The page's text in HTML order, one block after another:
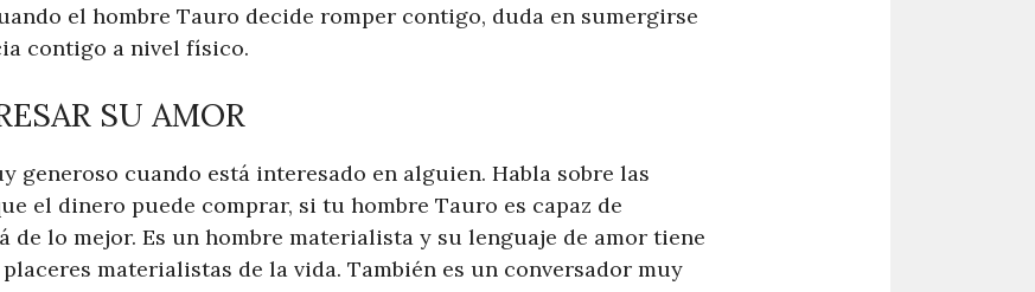
el hombre Tauro decide romper contigo, duda en sumergirse
contigo a nivel físico.
SU AMOR
generoso cuando está interesado en alguien. Habla sobre las
el dinero puede comprar, si tu hombre Tauro es capaz de
lo mejor. Es un hombre materialista y su lenguaje de amor tiene
materialistas de la vida. También es un conversador muy